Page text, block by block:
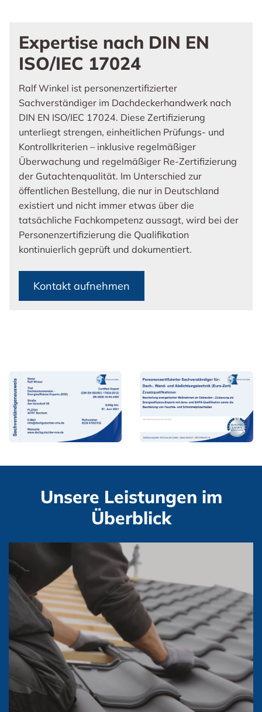
Expertise nach DIN EN
ISO/IEC 17024
Ralf Winkel ist personenzertifizierter
Sachverständiger im Dachdeckerhandwerk nach
DIN EN ISO/IEC 17024. Diese Zertifizierung
unterliegt strengen, einheitlichen Prüfungs- und
Kontrollkriterien – inklusive regelmäßiger
Überwachung und regelmäßiger Re-Zertifizierung
der Gutachtenqualität. Im Unterschied zur
öffentlichen Bestellung, die nur in Deutschland
existiert und nicht immer etwas über die
tatsächliche Fachkompetenz aussagt, wird bei der
Personenzertifizierung die Qualifikation
kontinuierlich geprüft und dokumentiert.
Kontakt aufnehmen
Unsere Leistungen im
Überblick